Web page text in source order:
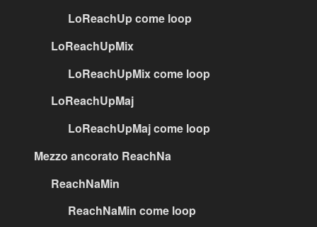
LoReachUp come loop
LoReachUpMix
LoReachUpMix come loop
LoReachUpMaj
LoReachUpMaj come loop
Mezzo ancorato ReachNa
ReachNaMin
ReachNaMin come loop